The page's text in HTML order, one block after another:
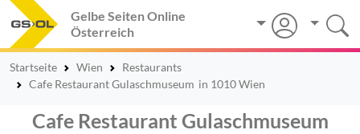
Gelbe Seiten Online
Österreich
Startseite Wien
Restaurants
Cafe Restaurant Gulaschmuseum in 1010 Wien
Cafe Restaurant Gulaschmuseum